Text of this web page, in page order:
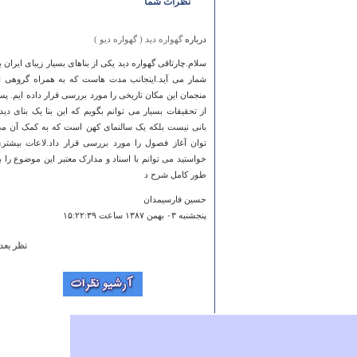
دربارهگهواره دید ( گهواره دیو )
سلام.چارتاقی گهواره دید یکی از بناهای بسیار زیبای ایران
شمار می آید.اینجانب مدت هاست که به همراه گروهی
منجمان این مکان تاریخی را مورد بررسی قرار داده ایم.
از تحقیقات بسیار می توانم بگویم که این بنا یک بنای
بانی نیست بلکه یک سالنمای کهن است که به کمک آن
توان آغاز فصول را مورد بررسی قرار داد.لاعات
خواستید می توانم با اسناد و مدارک معتبر این موضوع را
طور کامل شرح د
حسین فارسیمدان
پنجشنبه ۰۳ بهمن ۱۳۸۷ ساعت ۱۵:۲۲:۳۹
روستاي بسيار زيباي است
نظر بعد